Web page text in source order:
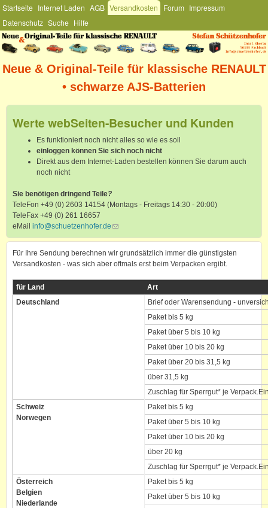
Direkt zum Inhalt
Hauptmenü
Startseite Internet Laden AGB Versandkosten Forum Impressum
Datenschutz Suche Hilfe
Stefan
Schützenhofer
Neue & Original-Teile für klassische RENAULT
• schwarze AJS-Batterien
Werte webSeiten-Besucher und Kunden
Es funktioniert noch nicht alles so wie es soll
einloggen können Sie sich noch nicht
Direkt aus dem Internet-Laden bestellen können Sie darum auch
noch nicht
Sie benötigen dringend Teile?
TeleFon +49 (0) 2603 14154 (Montags - Freitags 14:30 - 20:00)
TeleFax +49 (0) 261 16657
eMail info@schuetzenhofer.de (link sends e-mail)
Für Ihre Sendung berechnen wir grundsätzlich immer die günstigsten
Versandkosten - was sich aber oftmals erst beim Verpacken ergibt.
für Land
Art
Deutschland
Brief oder Warensendung -
Paket bis 5 kg
Paket über 5 bis 10 kg
Paket über 10 bis 20 kg
Paket über 20 bis 31,5 kg
über 31,5 kg
Zuschlag für Sperrgut* je
Schweiz
Norwegen
Paket bis 5 kg
Paket über 5 bis 10 kg
Paket über 10 bis 20 kg
über 20 kg
Zuschlag für Sperrgut* je
Österreich
Belgien
Niederlande
Paket bis 5 kg
Paket über 5 bis 10 kg